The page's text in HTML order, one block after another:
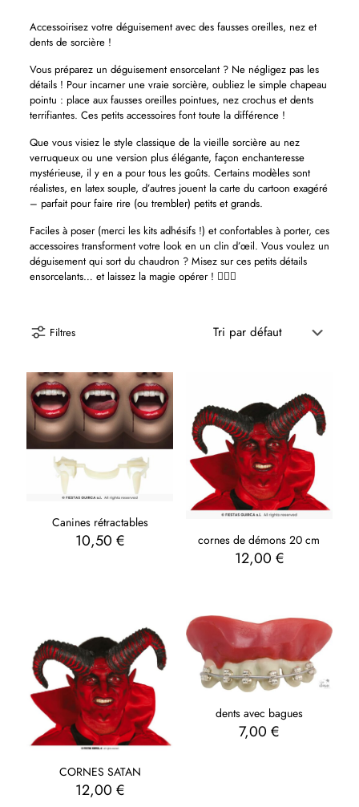
Accessoirisez votre déguisement avec des fausses oreilles, nez et
dents de sorcière !
Vous préparez un déguisement ensorcelant ? Ne négligez pas les
détails ! Pour incarner une vraie sorcière, oubliez le simple chapeau
pointu : place aux fausses oreilles pointues, nez crochus et dents
terrifiantes. Ces petits accessoires font toute la différence !
Que vous visiez le style classique de la vieille sorcière au nez
verruqueux ou une version plus élégante, façon enchanteresse
mystérieuse, il y en a pour tous les goûts. Certains modèles sont
réalistes, en latex souple, d’autres jouent la carte du cartoon exagéré
– parfait pour faire rire (ou trembler) petits et grands.
Faciles à poser (merci les kits adhésifs !) et confortables à porter, ces
accessoires transforment votre look en un clin d’œil. Vous voulez un
déguisement qui sort du chaudron ? Misez sur ces petits détails
ensorcelants… et laissez la magie opérer ! 🧙‍♀️✨
Filtres
Canines rétractables
10,50€ cornes de démons 20 cm
12,00 €
CORNES SATAN
12,00€
dents avec bagues
7,00€